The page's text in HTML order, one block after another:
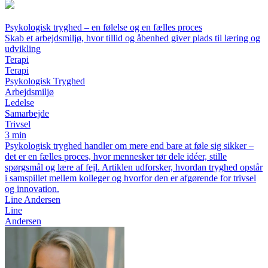
Psykologisk tryghed – en følelse og en fælles proces
Skab et arbejdsmiljø, hvor tillid og åbenhed giver plads til læring og
udvikling
Terapi
Terapi
Psykologisk Tryghed
Arbejdsmiljø
Ledelse
Samarbejde
Trivsel
3 min
Psykologisk tryghed handler om mere end bare at føle sig sikker –
det er en fælles proces, hvor mennesker tør dele idéer, stille
spørgsmål og lære af fejl. Artiklen udforsker, hvordan tryghed opstår
i samspillet mellem kolleger og hvorfor den er afgørende for trivsel
og innovation.
Line Andersen
Line
Andersen